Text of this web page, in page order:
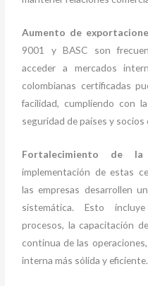
Aumento de
9001 y BASC son
acceder a mercados
colombianas certificadas
facilidad, cumpliendo con
seguridad de países y
Fortalecimiento de
implementación de estas
las empresas desarrollen
sistemática. Esto
procesos, la capacitación
continua de las
interna más sólida y eficiente.